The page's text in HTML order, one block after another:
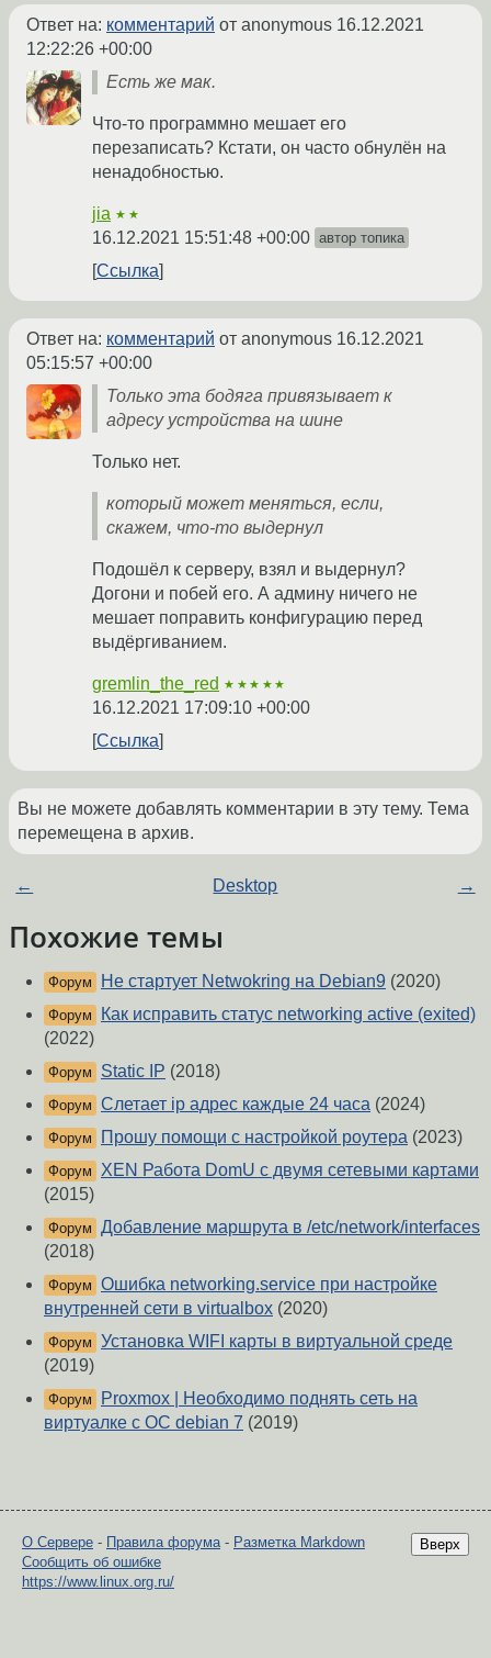
Ответ на: комментарий от anonymous 16.12.2021
12:22:26 +00:00
Есть же мак.
Что-то программно мешает его
перезаписать? Кстати, он часто обнулён на
ненадобностью.
jia ★★
16.12.2021 15:51:48 +00:00 автор топика
Ссылка
Ответ на: комментарий от anonymous 16.12.2021
05:15:57 +00:00
Только эта бодяга привязывает к
адресу устройства на шине
Только нет.
который может меняться, если,
скажем, что-то выдернул
Подошёл к серверу, взял и выдернул?
Догони и побей его. А админу ничего не
мешает поправить конфигурацию перед
выдёргиванием.
gremlin_the_red ★★★★★
16.12.2021 17:09:10 +00:00
Ссылка
Вы не можете добавлять комментарии в эту тему. Тема
перемещена в архив.
← Desktop →
Похожие темы
Форум Не стартует Netwokring на Debian9 (2020)
Форум
Как исправить статус networking active (exited)
(2022)
Форум Static IP (2018)
Форум Слетает ip адрес каждые 24 часа (2024)
Форум Прошу помощи с настройкой роутера (2023)
Форум
XEN Работа DomU c двумя сетевыми картами
(2015)
Форум Добавление маршрута в /etc/network/interfaces
(2018)
Форум Ошибка networking.service при настройке
внутренней сети в virtualbox (2020)
Форум Установка WIFI карты в виртуальной среде
(2019)
Форум
Proxmox | Необходимо поднять сеть на
виртуалке с ОС debian 7 (2019)
Вверх
О Сервере - Правила форума- Разметка Markdown
Сообщить об ошибке
https://www.linux.org.ru/